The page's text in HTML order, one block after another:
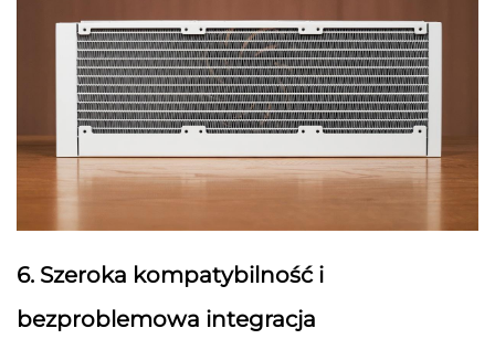
6. Szeroka kompatybilność i
bezproblemowa integracja